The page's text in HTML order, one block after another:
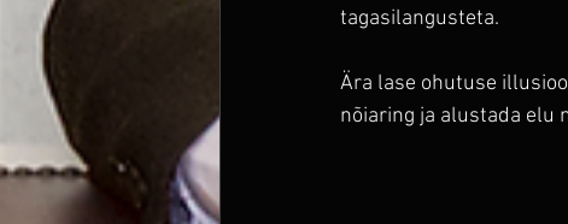
tagasilangusteta.
Ära lase ohutuse
nõiaring ja alustada elu